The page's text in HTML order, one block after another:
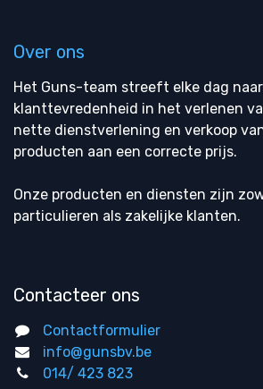
Over ons
Het Guns-team streeft elke dag
klanttevredenheid in het verlenen
nette dienstverlening en verkoop
producten aan een correcte prijs.
Onze producten en diensten zijn
particulieren als zakelijke klanten.
Contacteer ons
Contactformulier
info@gunsbv.be
014/ 423 823